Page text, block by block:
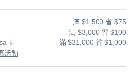
滿 $1,500 省 $75
滿 $3,000 省 $100
卡
滿 $31,000 省 $1,000
活動